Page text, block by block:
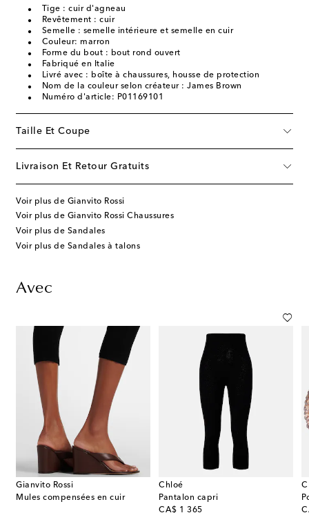
Tige : cuir d'agneau
Revêtement : cuir
Semelle : semelle intérieure et semelle en cuir
Couleur: marron
Forme du bout : bout rond ouvert
Fabriqué en Italie
Livré avec : boîte à chaussures, housse de protection
Nom de la couleur selon créateur : James Brown
Numéro d'article: P01169101
Taille Et Coupe
Livraison Et Retour Gratuits
Voir plus de Gianvito Rossi
Voir plus de Gianvito Rossi Chaussures
Voir plus de Sandales
Voir plus de Sandales à talons
Avec
Gianvito Rossi
Mules compensées en cuir
Chloé
Pantalon capri
CA$ 1 365
original price